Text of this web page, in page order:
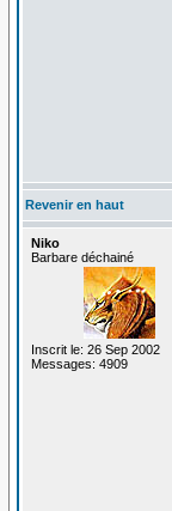
Revenir en haut
Niko
Barbare déchainé
Inscrit le: 26 Sep 2002
Messages: 4909